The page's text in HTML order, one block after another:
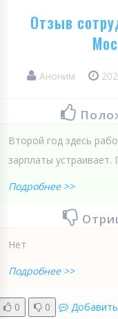
Отзыв
Аноним
Второй год здесь
зарплаты устраивает.
Подробнее >>
Нет
Подробнее >>
0 0